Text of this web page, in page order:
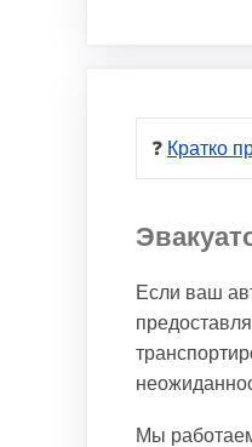
❓ Кратко
Если ваш
Мы